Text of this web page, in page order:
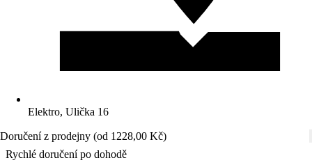
Elektro, Ulička 16
Doručení z prodejny (od 1228,00 Kč)
Rychlé doručení po dohodě